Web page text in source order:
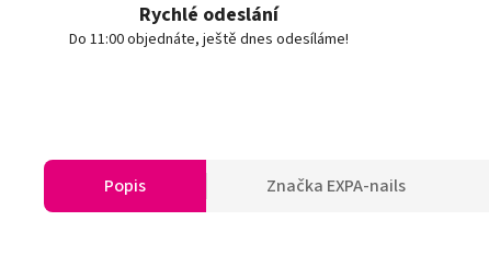
Rychlé odeslání
Do 11:00 objednáte, ještě dnes odesíláme!
Popis Značka EXPA-nails